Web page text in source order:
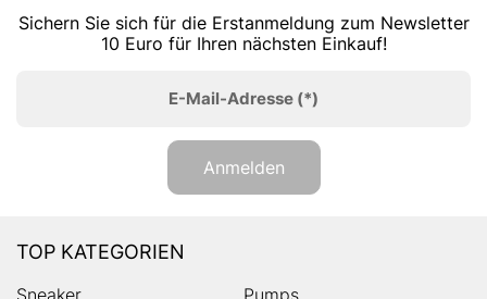
Sichern Sie sich für die Erstanmeldung zum Newsletter
10 Euro für Ihren nächsten Einkauf!
E-Mail-Adresse (*)
Anmelden
TOP KATEGORIEN
Sneaker
Pumps